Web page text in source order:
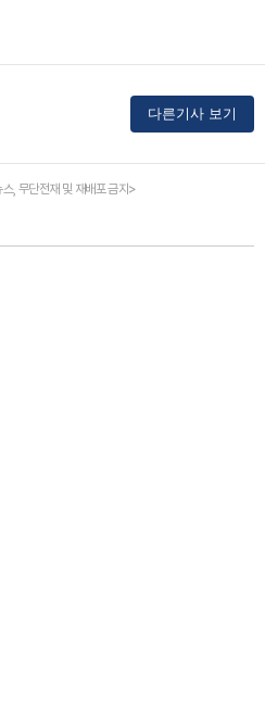
다른기사 보기
, 무단전재 및 재배포 금지>